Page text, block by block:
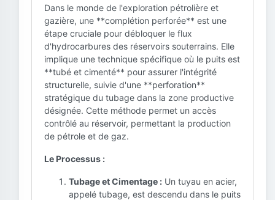
Dans le monde de l'exploration pétrolière et
gazière, une **complétion perforée** est une
étape cruciale pour débloquer le flux
d'hydrocarbures des réservoirs souterrains. Elle
implique une technique spécifique où le puits est
**tubé et cimenté** pour assurer l'intégrité
structurelle, suivie d'une **perforation**
stratégique du tubage dans la zone productive
désignée. Cette méthode permet un accès
contrôlé au réservoir, permettant la production
de pétrole et de gaz.
Le Processus :
Tubage et Cimentage : Un tuyau en acier,
appelé tubage, est descendu dans le puits